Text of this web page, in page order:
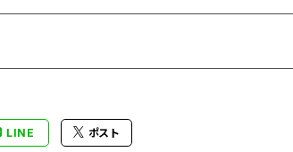
LINE ポスト